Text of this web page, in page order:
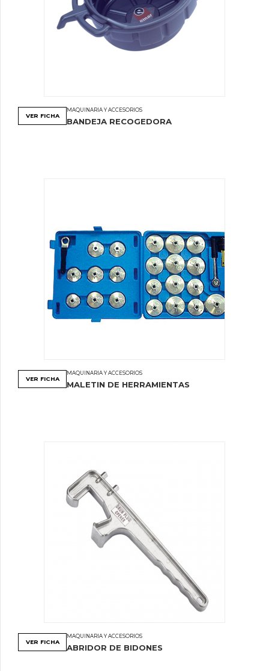
MAQUINARIA Y ACCESORIOS
BANDEJA RECOGEDORA
VER FICHA
MAQUINARIA Y ACCESORIOS
MALETIN DE HERRAMIENTAS
VER FICHA
MAQUINARIA Y ACCESORIOS
ABRIDOR DE BIDONES
VER FICHA